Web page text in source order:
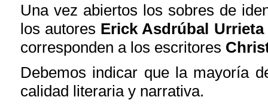
Una vez abiertos los sobres de
los autores Erick Asdrúbal Urrieta
corresponden a los escritores
Debemos indicar que la mayoría
calidad literaria y narrativa.